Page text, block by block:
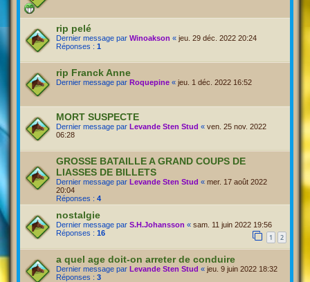
rip pelé
Dernier message par Winoakson « jeu. 29 déc. 2022 20:24
Réponses : 1
rip Franck Anne
Dernier message par Roquepine « jeu. 1 déc. 2022 16:52
MORT SUSPECTE
Dernier message par Levande Sten Stud « ven. 25 nov. 2022
06:28
GROSSE BATAILLE A GRAND COUPS DE
LIASSES DE BILLETS
Dernier message par Levande Sten Stud « mer. 17 août 2022
20:04
Réponses : 4
nostalgie
Dernier message par S.H.Johansson « sam. 11 juin 2022 19:56
Réponses : 16 1 2
a quel age doit-on arreter de conduire
Dernier message par Levande Sten Stud « jeu. 9 juin 2022 18:32
Réponses : 3